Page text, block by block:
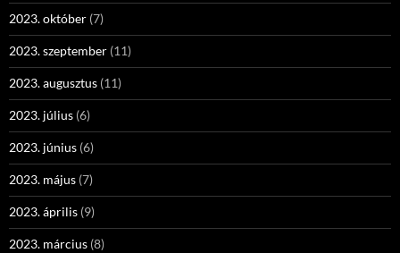
2023. október (7)
2023. szeptember (11)
2023. augusztus (11)
2023. július (6)
2023. június (6)
2023. május (7)
2023. április (9)
2023. március (8)